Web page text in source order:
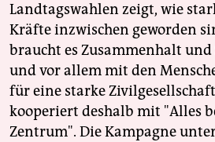
Landtagswahlen zeigt, wie
Kräfte inzwischen geworden
braucht es Zusammenhalt
und vor allem mit den
für eine starke
kooperiert deshalb mit "Alles
Zentrum". Die Kampagne